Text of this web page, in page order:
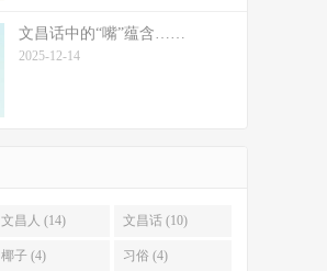
文昌话中的“嘴”蕴含……
2025-12-14
文昌人 (14) 文昌话 (10)
椰子 (4) 习俗 (4)